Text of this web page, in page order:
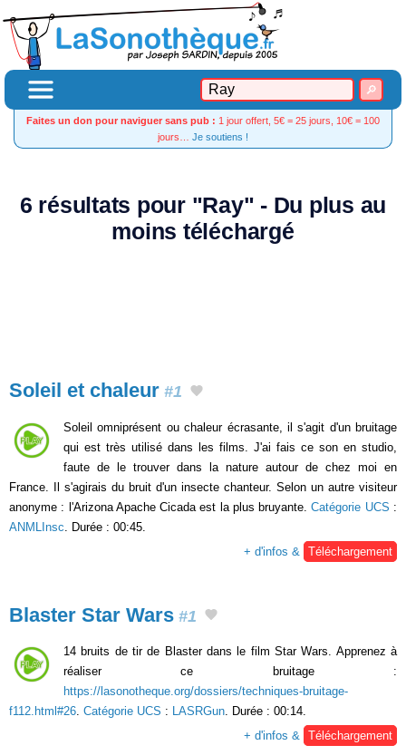
Faites un don pour naviguer sans pub : 1 jour offert, 5€ = 25 jours, 10€ = 100
jours… Je soutiens !
6 résultats pour "Ray" - Du plus au
moins téléchargé
Soleil et chaleur #1
Soleil omniprésent ou chaleur écrasante, il s'agit d'un bruitage
qui est très utilisé dans les films. J'ai fais ce son en studio,
faute de le trouver dans la nature autour de chez moi en
France. Il s'agirais du bruit d'un insecte chanteur. Selon un autre visiteur
anonyme : l'Arizona Apache Cicada est la plus bruyante.Catégorie UCS :
ANMLInsc . Durée : 00:45.
+ d'infos &
Téléchargement
Blaster Star Wars #1
14 bruits de tir de Blaster dans le film Star Wars. Apprenez à
réaliser ce bruitage :
https://lasonotheque.org/dossiers/techniques-bruitage-
f112.html#26. Catégorie UCS : LASRGun. Durée : 00:14.
+ d'infos & Téléchargement